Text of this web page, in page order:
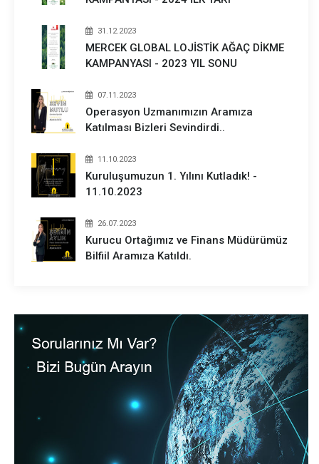
31.12.2023
MERCEK GLOBAL LOJİSTİK AĞAÇ DİKME
KAMPANYASI - 2023 YIL SONU
07.11.2023
Operasyon Uzmanımızın Aramıza
Katılması Bizleri Sevindirdi..
11.10.2023
Kuruluşumuzun 1. Yılını Kutladık! -
11.10.2023
26.07.2023
Kurucu Ortağımız ve Finans Müdürümüz
Bilfiil Aramıza Katıldı.